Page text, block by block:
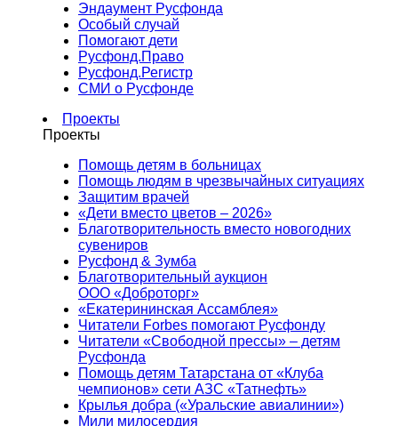
Эндаумент Русфонда
Особый случай
Помогают дети
Русфонд.Право
Русфонд.Регистр
СМИ о Русфонде
Проекты
Проекты
Помощь детям в больницах
Помощь людям в чрезвычайных ситуациях
Защитим врачей
«Дети вместо цветов – 2026»
Благотворительность вместо новогодних
сувениров
Русфонд & Зумба
Благотворительный аукцион
ООО «Доброторг»
«Екатерининская Ассамблея»
Читатели Forbes помогают Русфонду
Читатели «Свободной прессы» – детям
Русфонда
Помощь детям Татарстана от «Клуба
чемпионов» сети АЗС «Татнефть»
Крылья добра («Уральские авиалинии»)
Мили милосердия